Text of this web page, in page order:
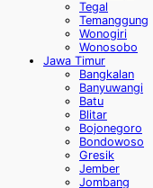
Tegal
Temanggung
Wonogiri
Wonosobo
Jawa Timur
Bangkalan
Banyuwangi
Batu
Blitar
Bojonegoro
Bondowoso
Gresik
Jember
Jombang